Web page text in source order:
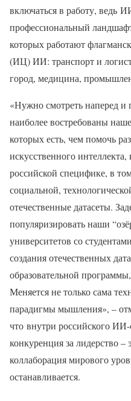
включаться в работу, ведь
профессиональный
которых работают
(ИЦ) ИИ: транспорт и
город, медицина,
«Нужно смотреть наперед и
наиболее востребованы
которых есть, чем помочь
искусственного
российской специфике, в
социальной,
отечественные датасеты.
популяризировать наши
университетов со
создания отечественных
образовательной
Меняется не только сама
парадигмы мышления», –
что внутри российского ИИ-
конкуренция за лидерство –
коллаборация мирового
останавливается.